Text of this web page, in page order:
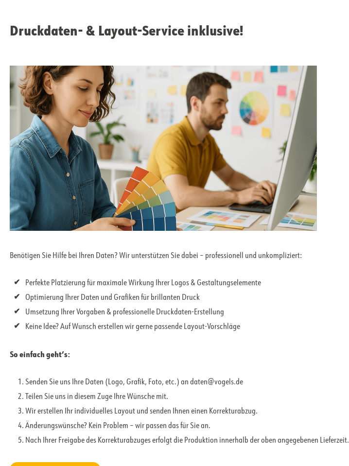
Druckdaten- & Layout-Service inklusive!
Benötigen Sie Hilfe bei Ihren Daten? Wir unterstützen Sie dabei – professionell und unkompliziert:
Perfekte Platzierung für maximale Wirkung Ihrer Logos & Gestaltungselemente
Optimierung Ihrer Daten und Grafiken für brillanten Druck
Umsetzung Ihrer Vorgaben & professionelle Druckdaten-Erstellung
Keine Idee? Auf Wunsch erstellen wir gerne passende Layout-Vorschläge
So einfach geht’s:
Senden Sie uns Ihre Daten (Logo, Grafik, Foto, etc.) an daten@vogels.de
Teilen Sie uns in diesem Zuge Ihre Wünsche mit.
Wir erstellen Ihr individuelles Layout und senden Ihnen einen Korrekturabzug.
Änderungswünsche? Kein Problem – wir passen das für Sie an.
Nach Ihrer Freigabe des Korrekturabzuges erfolgt die Produktion innerhalb der oben angegebenen Lieferzeit.